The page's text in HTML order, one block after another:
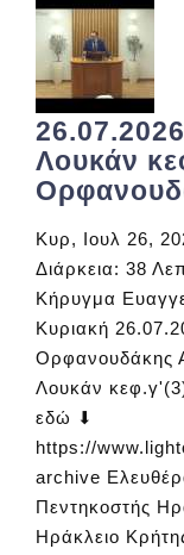
Λουκάν
Κυρ, Ιουλ 26,
Διάρκεια: 38
Κήρυγμα
Κυριακή
Ορφανουδάκης
Λουκάν
εδώ ⬇
https://
archive
Πεντηκοστής
Ηράκλειο